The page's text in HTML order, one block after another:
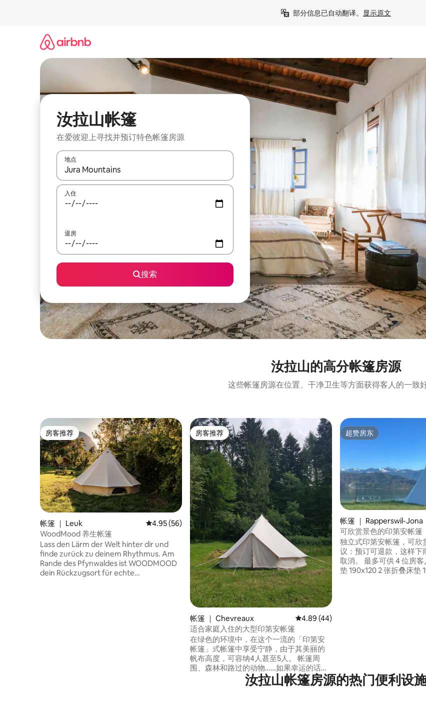
部分信息已自动翻译。 显示原文
汝拉山帐篷
在爱彼迎上寻找并预订特色帐篷房源
地点
如有搜索结果，请使用上下方向键查看，或通过点击或滑动手势浏览。
入住
退房
搜索
汝拉山的高分帐篷房源
这些帐篷房源在位置、干净卫生等方面获得客人的一致好
房客推荐
房客推荐
帐篷 ｜ Leuk 平均评分 4.95 分（满分 5 分），共 56 条评价
4.95 (56)
WoodMood 养生帐篷
Lass den Lärm der Welt hinter dir und
finde zurück zu deinem Rhythmus. Am
Rande des Pfynwaldes ist WOODMOOD
dein Rückzugsort für echte
房客推荐
房客推荐
帐篷 ｜ Chevreaux 平均评分 4.89 分（满分 5 分），共 44
4.89 (44)
适合家庭入住的大型印第安帐篷
在绿色的环境中，在这个一流的「印第安
帐篷」式帐篷中享受宁静，由于其美丽的
帆布高度，可容纳4人甚至5人。 帐篷周
围、森林和路过的动物……如果幸运的话，
您会在半夜听到这些声音。 这里是我们的
超赞房东
超赞房东
帐篷 ｜ Rapperswil-Jona
可欣赏景色的印第安帐篷
独立式印第安帐篷，可欣
议：预订可退款，这样下
取消。 最多可供 4 位房客入住 1 张折叠床
垫 190x120 2 张折叠床垫 190 x
汝拉山帐篷房源的热门便利设